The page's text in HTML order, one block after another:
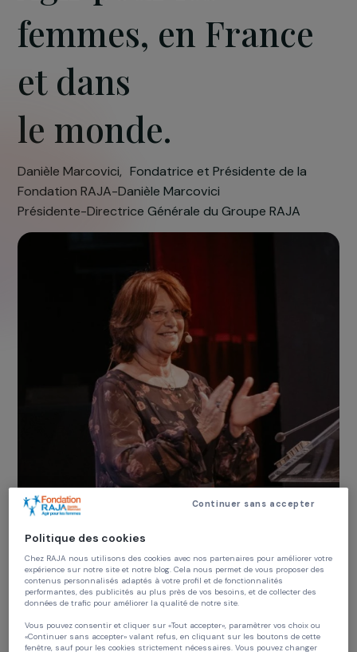
Agir pour les
femmes, en France
et dans
le monde.
Danièle Marcovici, Fondatrice et Présidente de la
Présidente-Directrice Générale du Groupe RAJA
Politique des cookies
Continuer sans accepter